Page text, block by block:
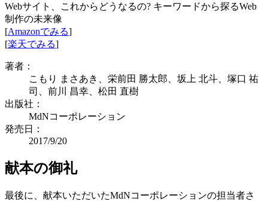
Webサイト、これからどうなるの? キーワードから探るWeb
制作の未来像
[Amazonでみる]
[楽天でみる]
著者：
こもり まさあき、栄前田 勝太郎、坂上 北斗、塚口 祐
司、前川 昌幸、松田 直樹
出版社：
MdNコーポレーション
発売日：
2017/9/20
献本の御礼
最後に、献本いただいたMdNコーポレーションの担当者さ